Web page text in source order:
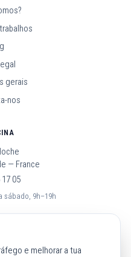
gerais
nos
— France
17 05
sábado, 9h–19h
e melhorar a tua